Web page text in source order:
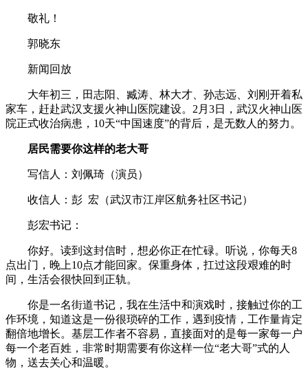
敬礼！
郭晓东
新闻回放
大年初三，田志阳、臧涛、林大才、孙志远、刘刚开着私
家车，赶赴武汉支援火神山医院建设。2月3日，武汉火神山医
院正式收治病患，10天“中国速度”的背后，是无数人的努力。
居民需要你这样的老大哥
写信人：刘佩琦（演员）
收信人：彭 宏（武汉市江岸区航务社区书记）
彭宏书记：
你好。读到这封信时，想必你正在忙碌。听说，你每天8
点出门，晚上10点才能回家。保重身体，扛过这段艰难的时
间，生活会很快回到正轨。
你是一名街道书记，我在生活中和演戏时，接触过你的工
作环境，知道这是一份很琐碎的工作，遇到疫情，工作量肯定
翻倍地增长。基层工作者不容易，直接面对的是每一家每一户
每一个老百姓，非常时期需要有你这样一位“老大哥”式的人
物，送去关心和温暖。